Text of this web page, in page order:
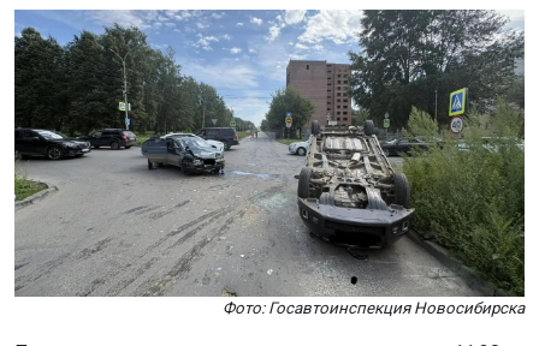
Фото: Госавтоинспекция Новосибирска